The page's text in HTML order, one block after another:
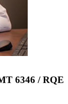
6346 / RQE